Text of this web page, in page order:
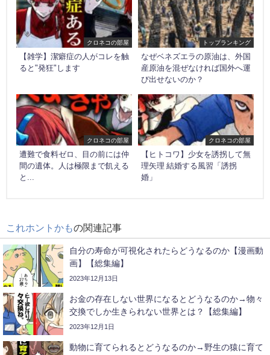
クロネコの部屋
【雑学】潔癖症の人がコレを触
ると"発狂"します
トップランキング
なぜベネズエラの原油は、外国
産原油を混ぜなければ国外へ運
び出せないのか？
クロネコの部屋
遭難で食料ゼロ、目の前には仲
間の遺体。人は極限まで飢える
と...
クロネコの部屋
【ヒトコワ】少女を誘拐して無
理矢理 結婚する風習「誘拐
婚」
これホントかもの関連記事
自分の寿命が可視化されたらどうなるのか【漫画動
画】【総集編】
2023年12月13日
お金の存在しない世界になるとどうなるのか→物々
交換でしか生きられない世界とは？【総集編】
2023年12月1日
動物に育てられるとどうなるのか→野生の猿に育て